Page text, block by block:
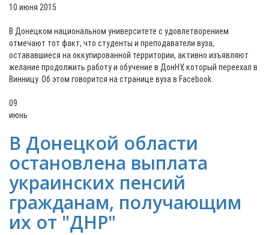
10 июня 2015
В Донецком национальном университете с удовлетворением
отмечают тот факт, что студенты и преподаватели вуза,
остававшиеся на оккупированной территории, активно изъявляют
желание продолжить работу и обучение в ДонНУ, который переехал в
Винницу. Об этом говорится на странице вуза в Facebook.
09
июнь
В Донецкой области
остановлена выплата
украинских пенсий
гражданам, получающим
их от "ДНР"